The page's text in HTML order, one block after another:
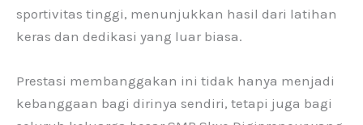
sportivitas tinggi, menunjukkan hasil dari latihan
keras dan dedikasi yang luar biasa.
Prestasi membanggakan ini tidak hanya menjadi
kebanggaan bagi dirinya sendiri, tetapi juga bagi